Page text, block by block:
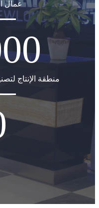
عمال
منطقة الإنتاج